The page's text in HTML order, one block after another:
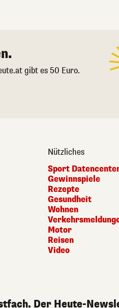
gibt es 50 Euro.
Nützliches
Sport
Gewinnspiele
Rezepte
Gesundheit
Wohnen
Motor
Reisen
Video
Der Heute-